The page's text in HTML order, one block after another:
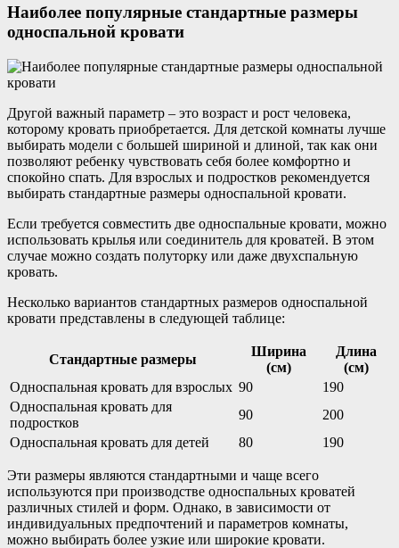
Наиболее популярные стандартные размеры
односпальной кровати
Другой важный параметр – это возраст и рост человека,
которому кровать приобретается. Для детской комнаты лучше
выбирать модели с большей шириной и длиной, так как они
позволяют ребенку чувствовать себя более комфортно и
спокойно спать. Для взрослых и подростков рекомендуется
выбирать стандартные размеры односпальной кровати.
Если требуется совместить две односпальные кровати, можно
использовать крылья или соединитель для кроватей. В этом
случае можно создать полуторку или даже двухспальную
кровать.
Несколько вариантов стандартных размеров односпальной
кровати представлены в следующей таблице:
Стандартные размеры
Ширина
(см)
Длина
(см)
Односпальная кровать для взрослых 90
190
Односпальная кровать для
подростков
90
200
Односпальная кровать для детей
80 190
Эти размеры являются стандартными и чаще всего
используются при производстве односпальных кроватей
различных стилей и форм. Однако, в зависимости от
индивидуальных предпочтений и параметров комнаты,
можно выбирать более узкие или широкие кровати.